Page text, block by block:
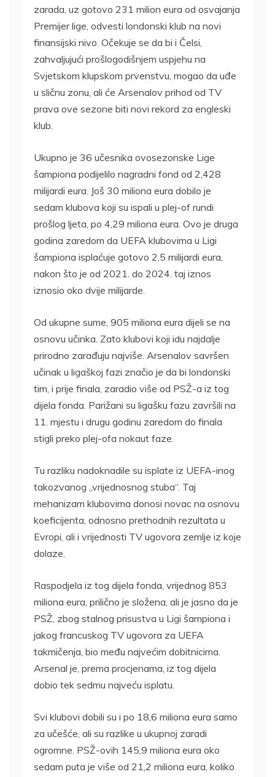
zarada, uz gotovo 231 milion eura od osvajanja
Premijer lige, odvesti londonski klub na novi
finansijski nivo. Očekuje se da bi i Čelsi,
zahvaljujući prošlogodišnjem uspjehu na
Svjetskom klupskom prvenstvu, mogao da uđe
u sličnu zonu, ali će Arsenalov prihod od TV
prava ove sezone biti novi rekord za engleski
klub.
Ukupno je 36 učesnika ovosezonske Lige
šampiona podijelilo nagradni fond od 2,428
milijardi eura. Još 30 miliona eura dobilo je
sedam klubova koji su ispali u plej-of rundi
prošlog ljeta, po 4,29 miliona eura. Ovo je druga
godina zaredom da UEFA klubovima u Ligi
šampiona isplaćuje gotovo 2,5 milijardi eura,
nakon što je od 2021. do 2024. taj iznos
iznosio oko dvije milijarde.
Od ukupne sume, 905 miliona eura dijeli se na
osnovu učinka. Zato klubovi koji idu najdalje
prirodno zarađuju najviše. Arsenalov savršen
učinak u ligaškoj fazi značio je da bi londonski
tim, i prije finala, zaradio više od PSŽ-a iz tog
dijela fonda. Parižani su ligašku fazu završili na
11. mjestu i drugu godinu zaredom do finala
stigli preko plej-ofa nokaut faze.
Tu razliku nadoknadile su isplate iz UEFA-inog
takozvanog „vrijednosnog stuba“. Taj
mehanizam klubovima donosi novac na osnovu
koeficijenta, odnosno prethodnih rezultata u
Evropi, ali i vrijednosti TV ugovora zemlje iz koje
dolaze.
Raspodjela iz tog dijela fonda, vrijednog 853
miliona eura, prilično je složena, ali je jasno da je
PSŽ, zbog stalnog prisustva u Ligi šampiona i
jakog francuskog TV ugovora za UEFA
takmičenja, bio među najvećim dobitnicima.
Arsenal je, prema procjenama, iz tog dijela
dobio tek sedmu najveću isplatu.
Svi klubovi dobili su i po 18,6 miliona eura samo
za učešće, ali su razlike u ukupnoj zaradi
ogromne. PSŽ-ovih 145,9 miliona eura oko
sedam puta je više od 21,2 miliona eura, koliko